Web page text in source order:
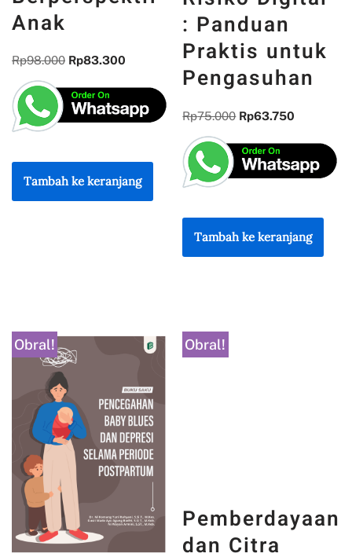
Pembangunan
Desa/Kelurahan
Berperspektif
Anak
Anak
Menghadapi
Risiko Digital
: Panduan
Praktis untuk
Pengasuhan
Obral!